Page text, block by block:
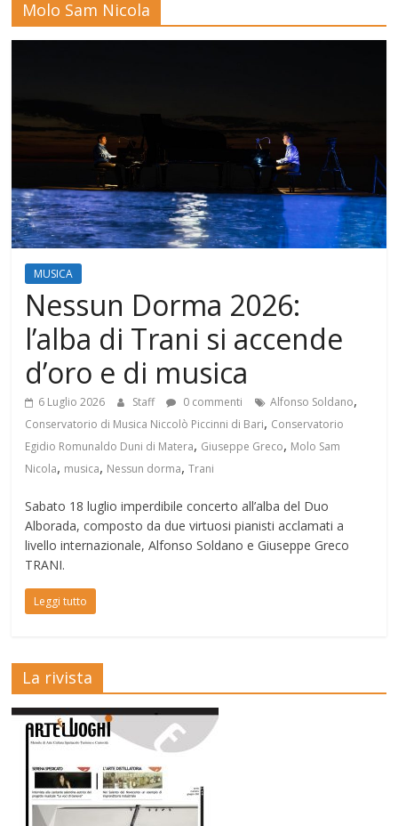
Mensile
di
e
Molo Sam Nicola
MUSICA
Nessun Dorma 2026:
l’alba di Trani si accende
d’oro e di musica
6 Luglio 2026 Staff 0 commenti Alfonso Soldano,
Conservatorio di Musica Niccolò Piccinni di Bari, Conservatorio
Egidio Romunaldo Duni di Matera, Giuseppe Greco, Molo Sam
Nicola, musica, Nessun dorma,Trani
Sabato 18 luglio imperdibile concerto all’alba del Duo
Alborada, composto da due virtuosi pianisti acclamati a
livello internazionale, Alfonso Soldano e Giuseppe Greco
TRANI.
Leggi tutto
La rivista